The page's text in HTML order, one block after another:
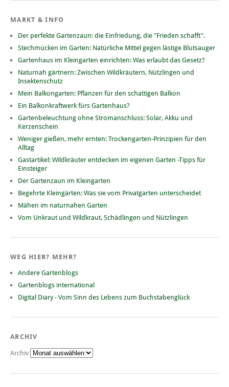
MARKT & INFO
Der perfekte Gartenzaun: die Einfriedung, die "Frieden schafft".
Stechmücken im Garten: Natürliche Mittel gegen lästige Blutsauger
Gartenhaus im Kleingarten einrichten: Was erlaubt das Gesetz?
Naturnah gärtnern: Zwischen Wildkräutern, Nützlingen und
Insektenschutz
Mein Balkongarten: Pflanzen für den schattigen Balkon
Ein Balkonkraftwerk fürs Gartenhaus?
Gartenbeleuchtung ohne Stromanschluss: Solar, Akku und
Kerzenschein
Weniger gießen, mehr ernten: Trockengarten-Prinzipien für den
Alltag
Gastartikel: Wildkräuter entdecken im eigenen Garten -Tipps für
Einsteiger
Der Gartenzaun im Kleingarten
Begehrte Kleingärten: Was sie vom Privatgarten unterscheidet
Mähen im naturnahen Garten
Vom Unkraut und Wildkraut, Schädlingen und Nützlingen
WEG HIER? MEHR?
Andere Gartenblogs
Gartenblogs international
Digital Diary - Vom Sinn des Lebens zum Buchstabenglück
ARCHIV
Archiv